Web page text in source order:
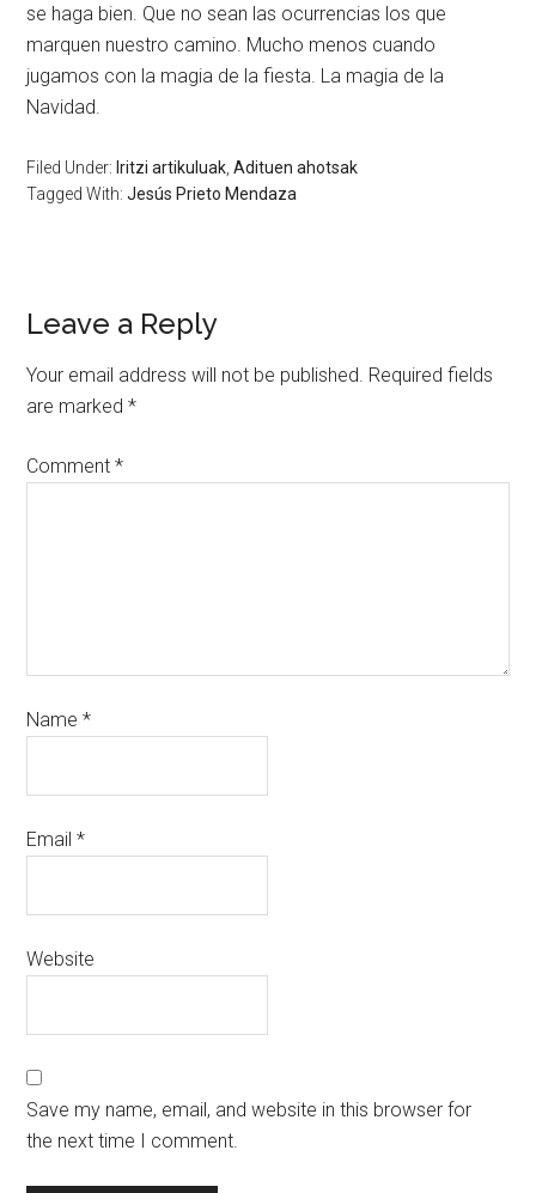
se haga bien. Que no sean las ocurrencias los que
marquen nuestro camino. Mucho menos cuando
jugamos con la magia de la fiesta. La magia de la
Navidad.
Filed Under: Iritzi artikuluak ,Adituen ahotsak
Tagged With:Jesús Prieto Mendaza
Leave a Reply
Your email address will not be published. Required fields
are marked*
Comment*
Name*
Email*
Website
Save my name, email, and website in this browser for
the next time I comment.